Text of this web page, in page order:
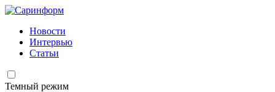
Новости
Интервью
Статьи
Темный режим